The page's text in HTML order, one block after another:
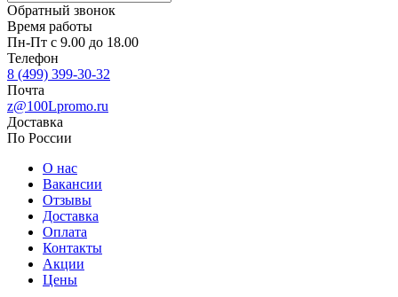
Обратный звонок
Время работы
Пн-Пт с 9.00 до 18.00
Телефон
8 (499) 399-30-32
Почта
z@100Lpromo.ru
Доставка
По России
О нас
Вакансии
Отзывы
Доставка
Оплата
Контакты
Акции
Цены